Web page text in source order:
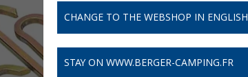
CHANGE TO THE WEBSHOP IN ENGLISH
STAY ON WWW.BERGER-CAMPING.FR